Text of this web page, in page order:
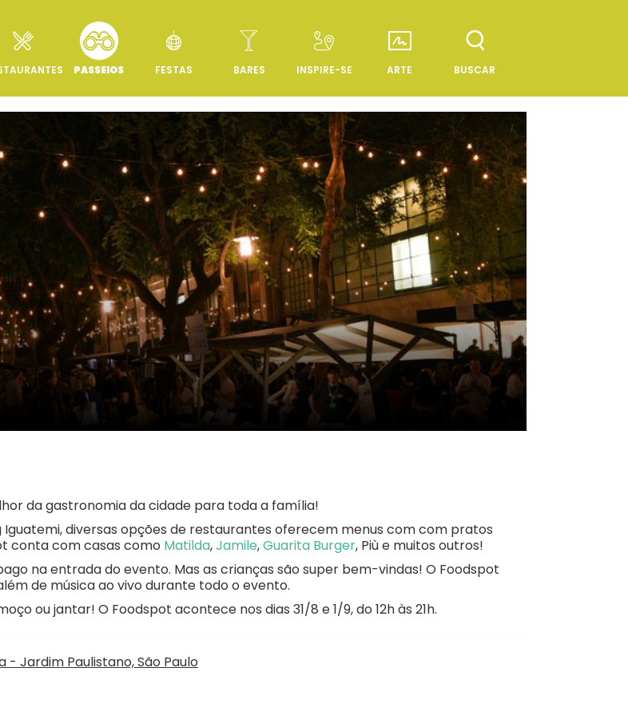
PASSEIOS FESTAS BARES INSPIRE-SE ARTE BUSCAR
da gastronomia da cidade para toda a família!
Iguatemi, diversas opções de restaurantes oferecem menus com com pratos
conta com casas como Matilda,Jamile,Guarita Burger, Più e muitos outros!
na entrada do evento. Mas as crianças são super bem-vindas! O Foodspot
de música ao vivo durante todo o evento.
ou jantar! O Foodspot acontece nos dias 31/8 e 1/9, do 12h às 21h.
- Jardim Paulistano, São Paulo